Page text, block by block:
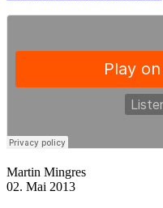
Martin Mingres
02. Mai 2013